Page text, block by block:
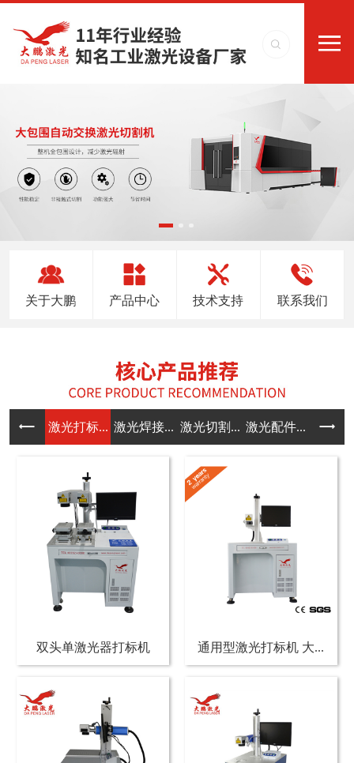
关于大鹏 产品中心 技术支持 联系我们
激光打标... 激光焊接... 激光切割... 激光配件...
双头单激光器打标机 通用型激光打标机 大...